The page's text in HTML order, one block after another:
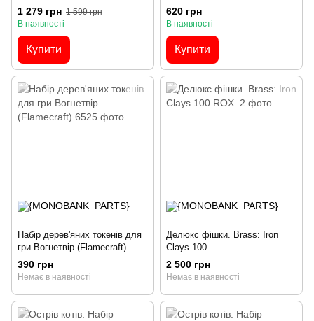
1 279 грн 1 599 грн
В наявності
Купити
Scythia)
620 грн
В наявності
Купити
Набір дерев'яних токенів для
гри Вогнетвір (Flamecraft)
390 грн
Немає в наявності
Делюкс фішки. Brass: Iron
Clays 100
2 500 грн
Немає в наявності